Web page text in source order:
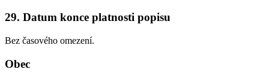
29. Datum konce platnosti popisu
Bez časového omezení.
Obec